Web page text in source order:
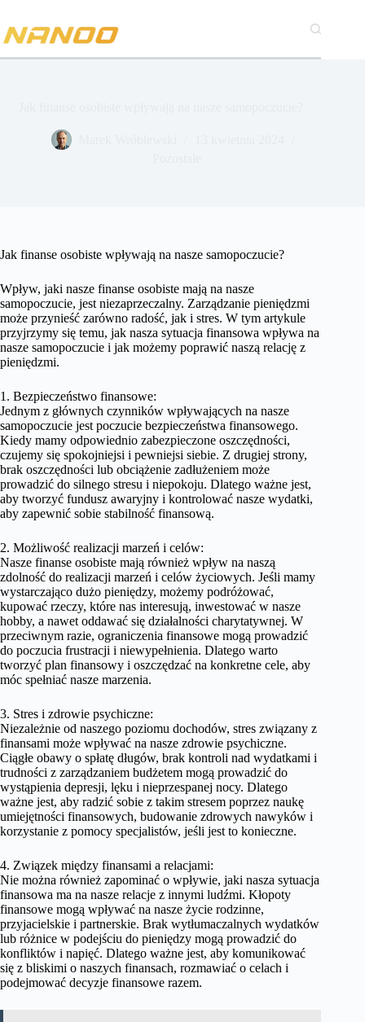
treści
Jak finanse osobiste wpływają na nasze samopoczucie?
Wpływ, jaki nasze finanse osobiste mają na nasze
samopoczucie, jest niezaprzeczalny. Zarządzanie pieniędzmi
może przynieść zarówno radość, jak i stres. W tym artykule
przyjrzymy się temu, jak nasza sytuacja finansowa wpływa na
nasze samopoczucie i jak możemy poprawić naszą relację z
pieniędzmi.
1. Bezpieczeństwo finansowe:
Jednym z głównych czynników wpływających na nasze
samopoczucie jest poczucie bezpieczeństwa finansowego.
Kiedy mamy odpowiednio zabezpieczone oszczędności,
czujemy się spokojniejsi i pewniejsi siebie. Z drugiej strony,
brak oszczędności lub obciążenie zadłużeniem może
prowadzić do silnego stresu i niepokoju. Dlatego ważne jest,
aby tworzyć fundusz awaryjny i kontrolować nasze wydatki,
aby zapewnić sobie stabilność finansową.
2. Możliwość realizacji marzeń i celów:
Nasze finanse osobiste mają również wpływ na naszą
zdolność do realizacji marzeń i celów życiowych. Jeśli mamy
wystarczająco dużo pieniędzy, możemy podróżować,
kupować rzeczy, które nas interesują, inwestować w nasze
hobby, a nawet oddawać się działalności charytatywnej. W
przeciwnym razie, ograniczenia finansowe mogą prowadzić
do poczucia frustracji i niewypełnienia. Dlatego warto
tworzyć plan finansowy i oszczędzać na konkretne cele, aby
móc spełniać nasze marzenia.
3. Stres i zdrowie psychiczne:
Niezależnie od naszego poziomu dochodów, stres związany z
finansami może wpływać na nasze zdrowie psychiczne.
Ciągłe obawy o spłatę długów, brak kontroli nad wydatkami i
trudności z zarządzaniem budżetem mogą prowadzić do
wystąpienia depresji, lęku i nieprzespanej nocy. Dlatego
ważne jest, aby radzić sobie z takim stresem poprzez naukę
umiejętności finansowych, budowanie zdrowych nawyków i
korzystanie z pomocy specjalistów, jeśli jest to konieczne.
4. Związek między finansami a relacjami:
Nie można również zapominać o wpływie, jaki nasza sytuacja
finansowa ma na nasze relacje z innymi ludźmi. Kłopoty
finansowe mogą wpływać na nasze życie rodzinne,
przyjacielskie i partnerskie. Brak wytłumaczalnych wydatków
lub różnice w podejściu do pieniędzy mogą prowadzić do
konfliktów i napięć. Dlatego ważne jest, aby komunikować
się z bliskimi o naszych finansach, rozmawiać o celach i
podejmować decyzje finansowe razem.